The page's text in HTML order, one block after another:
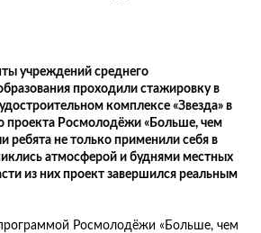
учреждений среднего
проходили стажировку в
комплексе «Звезда» в
проекта Росмолодёжи «Больше, чем
ребята не только применили себя в
атмосферой и буднями местных
из них проект завершился реальным
программой Росмолодёжи «Больше, чем